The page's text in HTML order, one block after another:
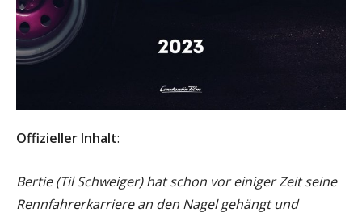
Offizieller Inhalt:
Bertie (Til Schweiger) hat schon vor einiger Zeit seine
Rennfahrerkarriere an den Nagel gehängt und